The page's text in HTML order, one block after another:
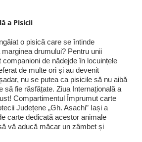
a Pisicii
o pisică care se întinde
marginea drumului? Pentru unii
companioni de nădejde în locuințele
de multe ori și au devenit
nu se putea ca pisicile să nu aibă
să fie răsfățate. Ziua Internațională a
Compartimentul Împrumut carte
Județene „Gh. Asachi” Iași a
carte dedicată acestor animale
vă aducă măcar un zâmbet și